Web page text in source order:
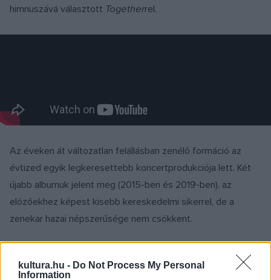
kultura.hu - Do Not Process My Personal
Information
himnuszává választott Togetherrel.
Az éveken át változatlan felállásban zenélő formáció az
évtized egyik legkeresettebb koncertprodukciója lett. Két
újabb albumuk jelent meg (2015-ben és 2019-ben), az
előzőekhez képest kisebb kereskedelmi sikerrel, de a
zenekar hazai népszerűsége nem csökkent.
A pandémia idején írták meg az első teljesen magyar nyelvű
nagylemezük dalait. A 2021-ben megjelentBudai Pop
című